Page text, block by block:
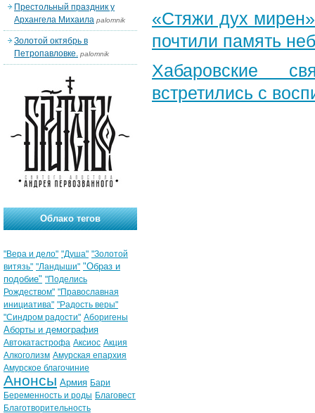
«Стяжи дух
почтили память
Хабаровские
встретились с
Престольный праздник у
Архангела Михаила palomnik
Золотой октябрь в
Петропавловке. palomnik
Облако тегов
"Вера и дело" "Душа" "Золотой
витязь" "Ландыши" "Образ и
подобие" "Поделись
Рождеством" "Православная
инициатива" "Радость веры"
"Синдром радости" Аборигены
Аборты и демография
Автокатастрофа Аксиос Акция
Алкоголизм Амурская епархия
Амурское благочиние
Анонсы Армия Бари
Беременность и роды Благовест
Благотворительность